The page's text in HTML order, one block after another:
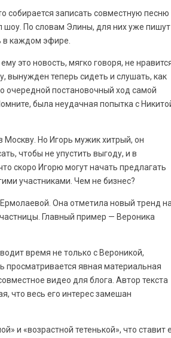
собирается записать совместную песню
шоу. По словам Элины, для них уже пишут
в каждом эфире.
это новость, мягко говоря, не
вынужден теперь сидеть и слушать, как
очередной постановочный ход самой
была неудачная попытка с
Москву. Но Игорь мужик хитрый, он
чтобы не упустить выгоду, и в
скоро Игорю могут начать предлагать
участниками. Чем не бизнес?
Она отметила новый тренд
Главный пример — Вероника
время не только с Вероникой,
просматривается явная материальная
видео для блога. Автор текста
что весь его интерес замешан
и «возрастной тетенькой», что ставит